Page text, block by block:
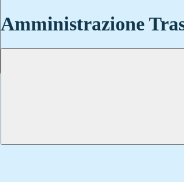
Amministrazione